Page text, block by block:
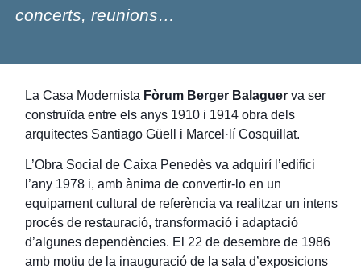
concerts, reunions…
La Casa Modernista Fòrum Berger Balaguer va ser
construïda entre els anys 1910 i 1914 obra dels
arquitectes Santiago Güell i Marcel·lí Cosquillat.
L’Obra Social de Caixa Penedès va adquirí l’edifici
l’any 1978 i, amb ànima de convertir-lo en un
equipament cultural de referència va realitzar un intens
procés de restauració, transformació i adaptació
d’algunes dependències. El 22 de desembre de 1986
amb motiu de la inauguració de la sala d’exposicions